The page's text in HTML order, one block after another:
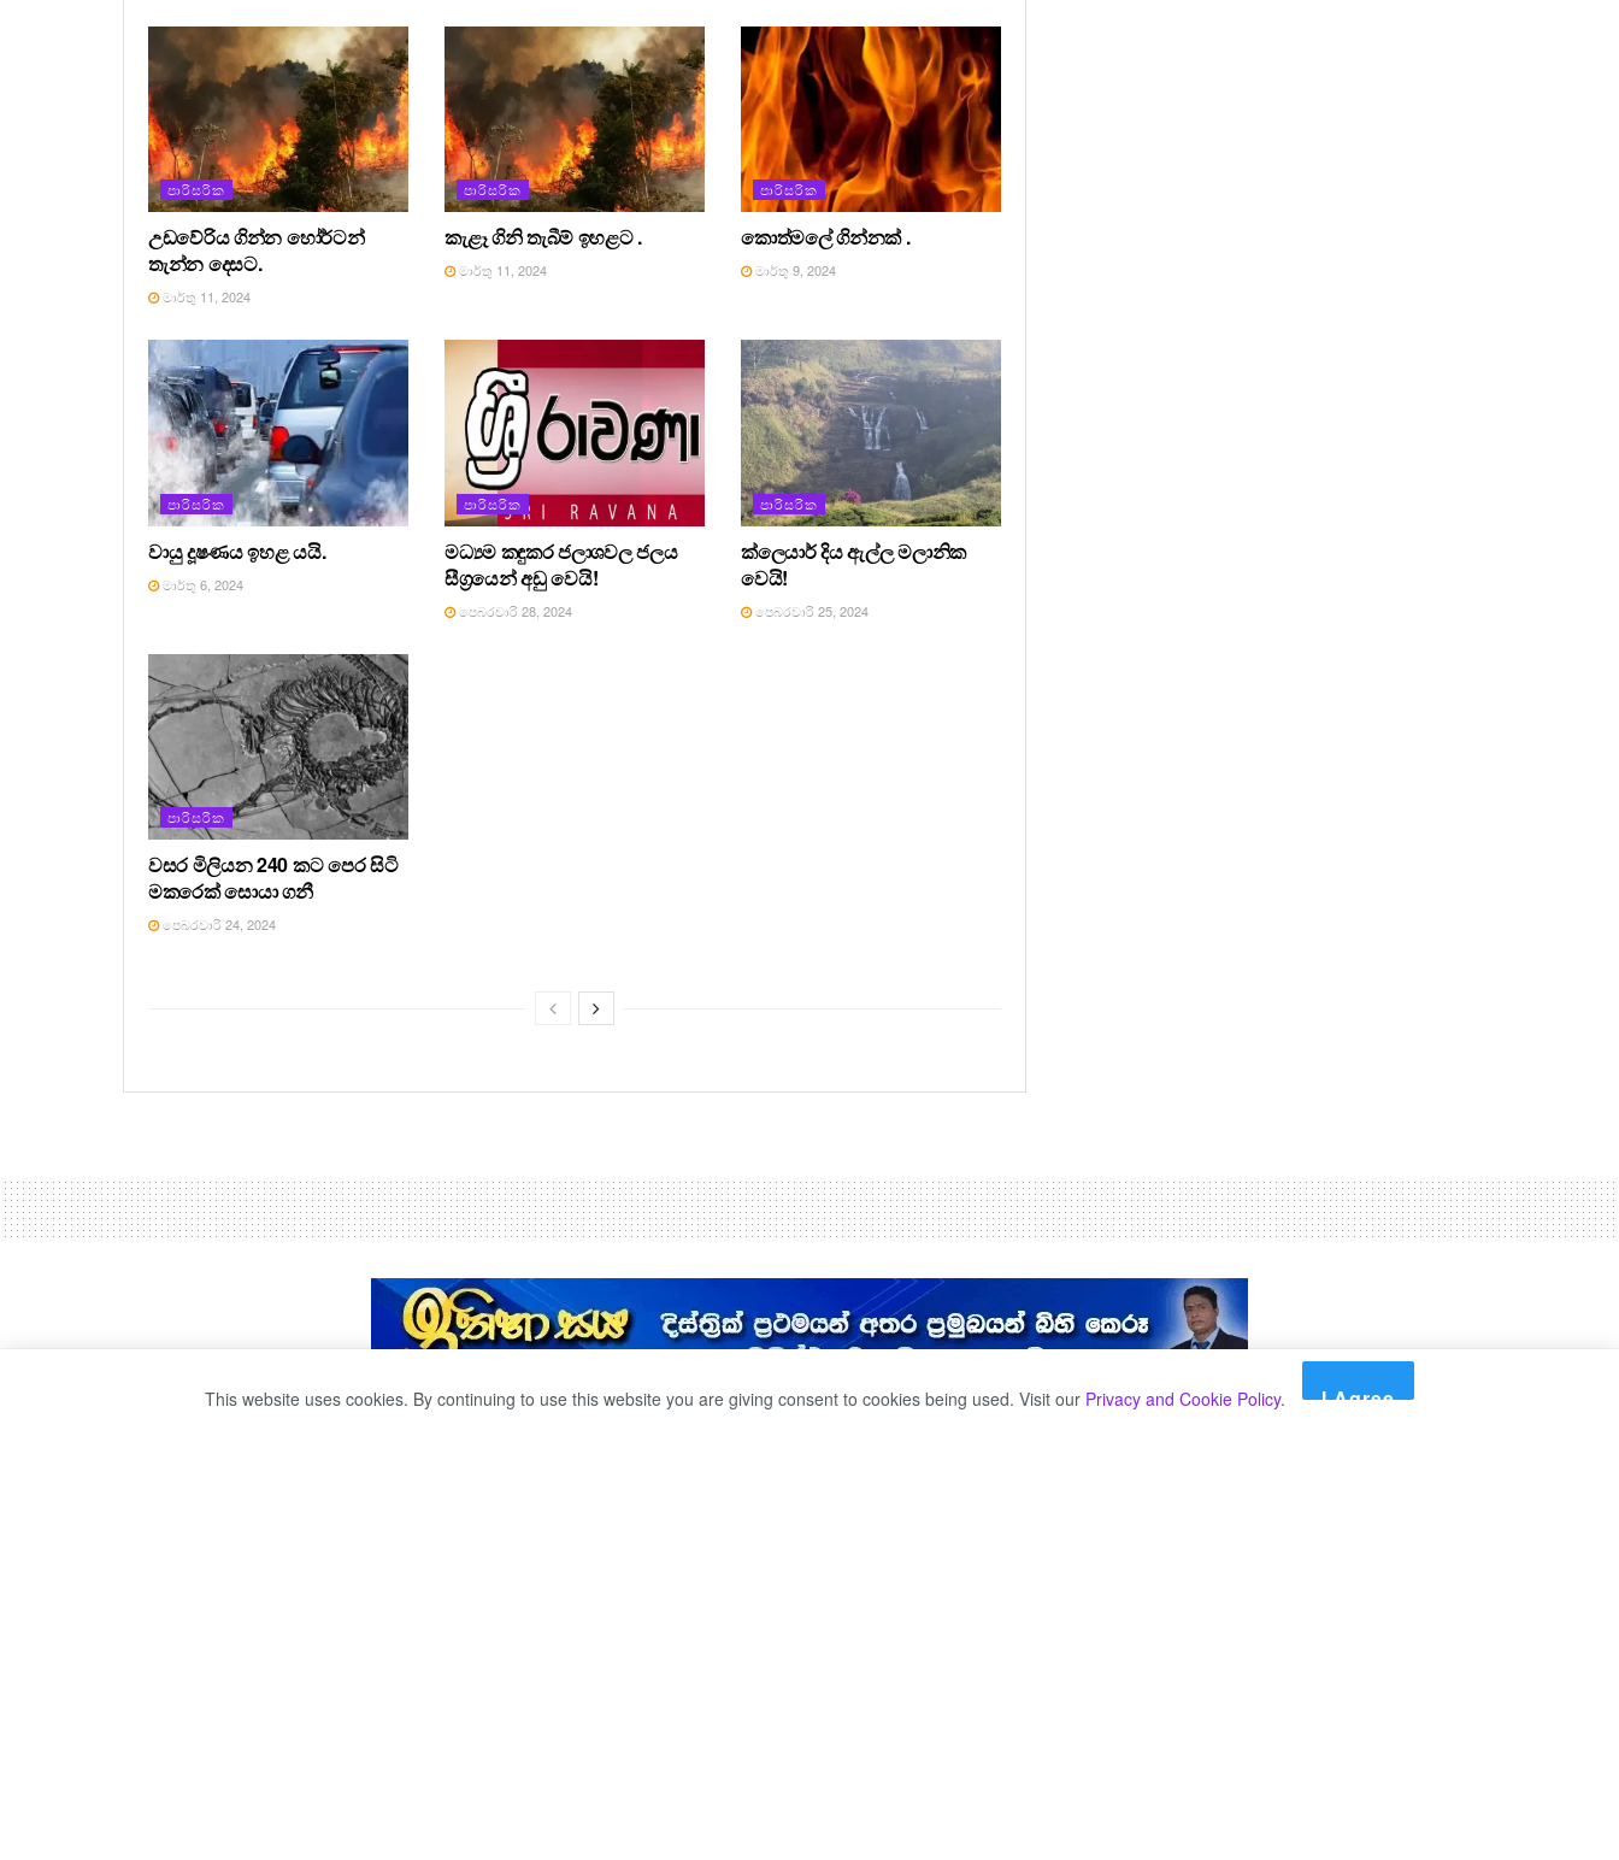
පාරිසරික
උඩවේරිය ගින්න හෝර්ටන්
තැන්න දෙසට.
මාර්තු 11, 2024
පාරිසරික
කැළෑ ගිනි තැබීම් ඉහළට .
මාර්තු 11, 2024
පාරිසරික
කොත්මලේ ගින්නක් .
මාර්තු 9, 2024
පාරිසරික
වායු දූෂණය ඉහළ යයි.
මාර්තු 6, 2024
පාරිසරික
මධ්‍යම කඳුකර ජලාශවල ජලය
සීග්‍රයෙන් අඩු වෙයි!
පෙබරවාරි 28, 2024
පාරිසරික
ක්ලෙයාර් දිය ඇල්ල මලානික
වෙයි!
පෙබරවාරි 25, 2024
පාරිසරික
වසර මිලියන 240 කට පෙර සිටි
මකරෙක් සොයා ගනී
පෙබරවාරි 24, 2024
This website uses cookies. By continuing to use this website you are giving consent to cookies being used. Visit our Privacy and Cookie Policy. I Agree